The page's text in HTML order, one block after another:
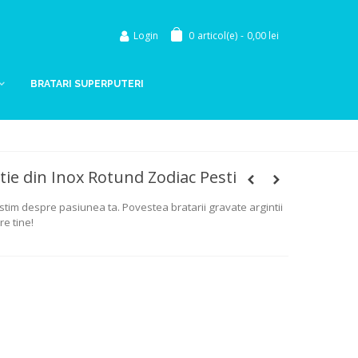
Login 0 articol(e) - 0,00 lei
BRATARI SUPERPUTERI
din Inox Rotund Zodiac Pesti
despre pasiunea ta. Povestea bratarii gravate argintii
tine!